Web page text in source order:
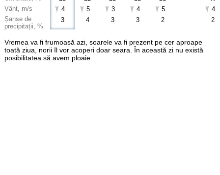
Vânt, m/s
Șanse de
precipitații, %
4
3
5
4
3
3
4
3
5
2
4
2
Vremea va fi frumoasă azi, soarele va fi prezent pe cer aproape
toată ziua, norii îl vor acoperi doar seara. În această zi nu există
posibilitatea să avem ploaie.